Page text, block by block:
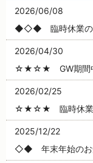
2026/06/08
◆◇◆ 臨時休業
2026/04/30
☆★☆★ GW期間
2026/02/25
☆★☆★ 臨時休
2025/12/22
◇◆ 年末年始の